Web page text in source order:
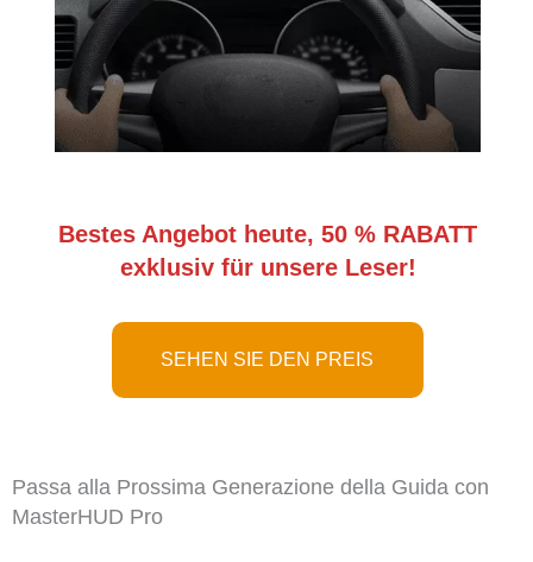
Bestes Angebot heute, 50 % RABATT
exklusiv für unsere Leser!
SEHEN SIE DEN PREIS
Passa alla Prossima Generazione della Guida con
MasterHUD Pro